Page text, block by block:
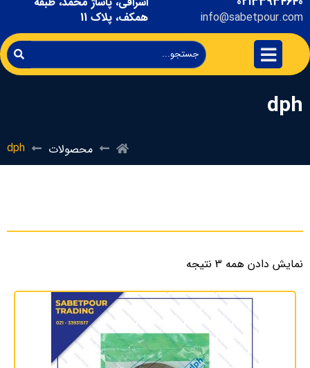
info@sabetpour.com
همکف، پلاک 11
dph
محصولات dph
نمایش دادن همه 3 نتیجه